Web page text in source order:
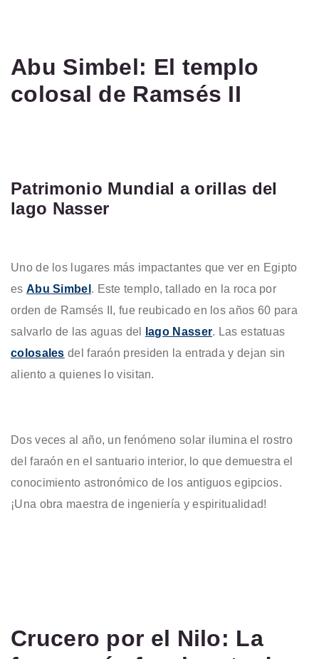
Abu Simbel: El templo
colosal de Ramsés II
Patrimonio Mundial a orillas del
lago Nasser
Uno de los lugares más impactantes que ver en Egipto
es Abu Simbel . Este templo, tallado en la roca por
orden de Ramsés II, fue reubicado en los años 60 para
salvarlo de las aguas del
lago Nasser. Las estatuas
colosales del faraón presiden la entrada y dejan sin
aliento a quienes lo visitan.
Dos veces al año, un fenómeno solar ilumina el rostro
del faraón en el santuario interior, lo que demuestra el
conocimiento astronómico de los antiguos egipcios.
¡Una obra maestra de ingeniería y espiritualidad!
Crucero por el Nilo: La